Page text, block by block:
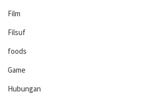
Film
Filsuf
foods
Game
Hubungan